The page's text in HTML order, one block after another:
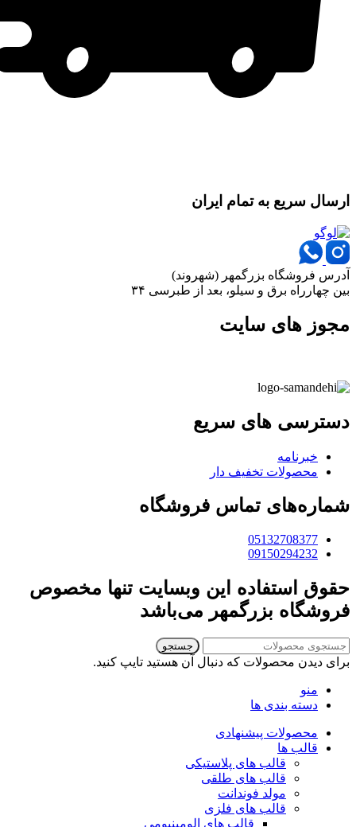
ارسال سریع به تمام ایران
آدرس فروشگاه بزرگمهر (شهروند)
بین چهارراه برق و سیلو، بعد از طبرسی ۳۴
مجوز های سایت
دسترسی های سریع
خبرنامه
محصولات تخفیف دار
شماره‌های تماس فروشگاه
05132708377
09150294232
حقوق استفاده این وبسایت تنها مخصوص
فروشگاه بزرگمهر می‌باشد
جستجو
برای دیدن محصولات که دنبال آن هستید تایپ کنید.
منو
دسته بندی ها
محصولات پیشنهادی
قالب ها
قالب های پلاستیکی
قالب های طلقی
مولد فوندانت
قالب های فلزی
قالب های الومینیومی